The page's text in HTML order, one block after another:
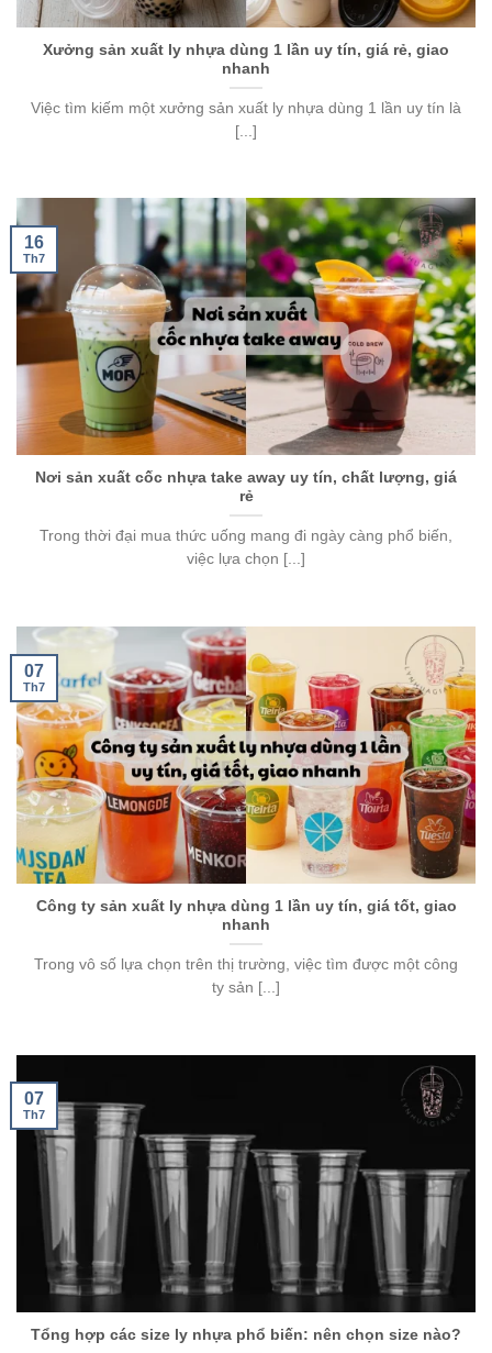
Xưởng sản xuất ly nhựa dùng 1 lần uy tín, giá rẻ, giao
nhanh
Việc tìm kiếm một xưởng sản xuất ly nhựa dùng 1 lần uy tín là
[...]
Nơi sản xuất cốc nhựa take away uy tín, chất lượng, giá
rẻ
Trong thời đại mua thức uống mang đi ngày càng phổ biến,
việc lựa chọn [...]
16
Th7
Công ty sản xuất ly nhựa dùng 1 lần uy tín, giá tốt, giao
nhanh
Trong vô số lựa chọn trên thị trường, việc tìm được một công
ty sản [...]
07
Th7
Tổng hợp các size ly nhựa phổ biến: nên chọn size nào?
07
Th7